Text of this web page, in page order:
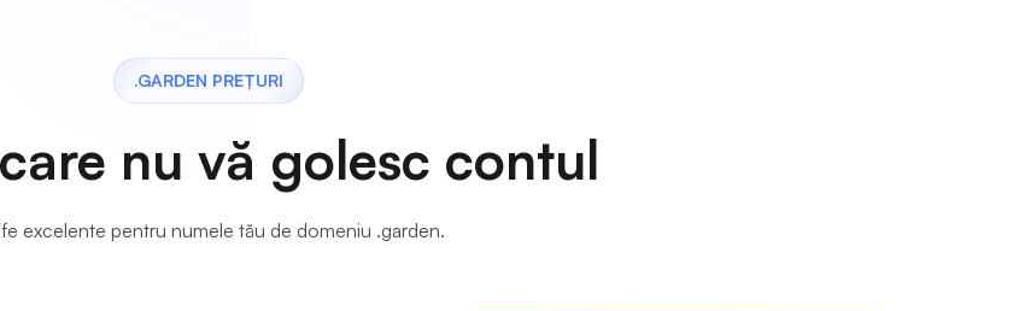
.GARDEN PREȚURI
nu vă golesc contul
excelente pentru numele tău de domeniu .garden.